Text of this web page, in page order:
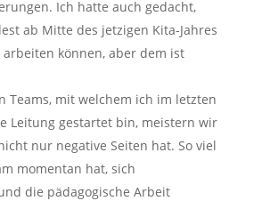
Ich hatte auch gedacht,
ab Mitte des jetzigen Kita-Jahres
arbeiten können, aber dem ist
Teams, mit welchem ich im letzten
Leitung gestartet bin, meistern wir
nur negative Seiten hat. So viel
momentan hat, sich
die pädagogische Arbeit